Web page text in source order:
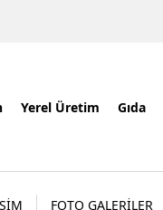
Yerel Üretim Gıda
FOTO GALERİLER